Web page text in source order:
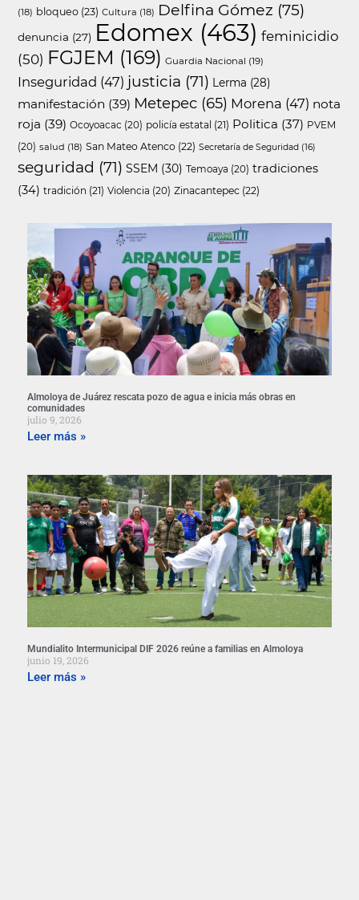
(18) bloqueo (23) Cultura (18) Delfina Gómez (75)
denuncia (27) Edomex (463) feminicidio
(50) FGJEM (169) Guardia Nacional (19)
Inseguridad (47) justicia (71) Lerma (28)
manifestación (39) Metepec (65) Morena (47) nota
roja (39) Ocoyoacac (20) policía estatal (21) Politica (37) PVEM
(20) salud (18) San Mateo Atenco (22) Secretaría de Seguridad (16)
seguridad (71) SSEM (30) Temoaya (20) tradiciones
(34) tradición (21) Violencia (20) Zinacantepec (22)
Almoloya de Juárez rescata pozo de agua e inicia más obras en
comunidades
julio 9, 2026
Leer más »
Mundialito Intermunicipal DIF 2026 reúne a familias en Almoloya
junio 19, 2026
Leer más »